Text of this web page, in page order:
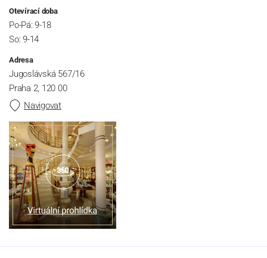
Otevírací doba
Po-Pá: 9-18
So: 9-14
Adresa
Jugoslávská 567/16
Praha 2, 120 00
Navigovat